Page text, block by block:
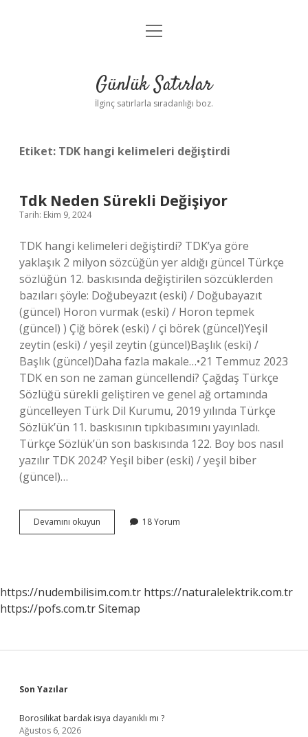
Anasayfa
Yasal Uyarı
menüyü
Günlük Satırlar
İlginç satırlarla sıradanlığı boz.
Etiket: TDK hangi kelimeleri değiştirdi
Tdk Neden Sürekli Değişiyor
Tarih: Ekim 9, 2024
TDK hangi kelimeleri değiştirdi? TDK’ya göre
yaklaşık 2 milyon sözcüğün yer aldığı güncel Türkçe
sözlüğün 12. baskısında değiştirilen sözcüklerden
bazıları şöyle: Doğubeyazıt (eski) / Doğubayazıt
(güncel) Horon vurmak (eski) / Horon tepmek
(güncel) ) Çiğ börek (eski) / çi börek (güncel)Yeşil
zeytin (eski) / yeşil zeytin (güncel)Başlık (eski) /
Başlık (güncel)Daha fazla makale…•21 Temmuz 2023
TDK en son ne zaman güncellendi? Çağdaş Türkçe
Sözlüğü sürekli geliştiren ve genel ağ ortamında
güncelleyen Türk Dil Kurumu, 2019 yılında Türkçe
Sözlük’ün 11. baskısının tıpkıbasımını yayınladı.
Türkçe Sözlük’ün son baskısında 122. Boy bos nasıl
yazılır TDK 2024? Yeşil biber (eski) / yeşil biber
(güncel)…
Devamını okuyun
Neden
18 Yorum
https://nudembilisim.com.tr https://naturalelektrik.com.tr
https://pofs.com.trSitemap
Sidebar
Son Yazılar
Borosilikat bardak isıya dayanıklı mı ?
Ağustos 6, 2026